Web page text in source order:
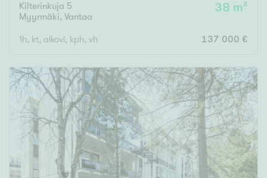
Kilterinkuja 5
Myyrmäki, Vantaa
38 m²
1h, kt, alkovi, kph, vh 137 000 €